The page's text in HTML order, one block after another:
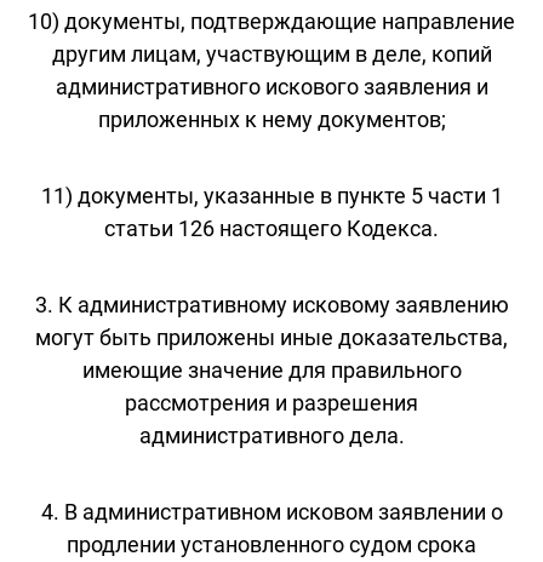
10) документы, подтверждающие направление
другим лицам, участвующим в деле, копий
административного искового заявления и
приложенных к нему документов;
11) документы, указанные в пункте 5 части 1
статьи 126 настоящего Кодекса.
3. К административному исковому заявлению
могут быть приложены иные доказательства,
имеющие значение для правильного
рассмотрения и разрешения
административного дела.
4. В административном исковом заявлении о
продлении установленного судом срока